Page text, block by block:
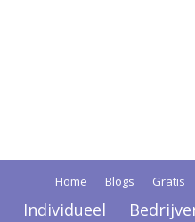
Home Blogs Gratis
Individueel